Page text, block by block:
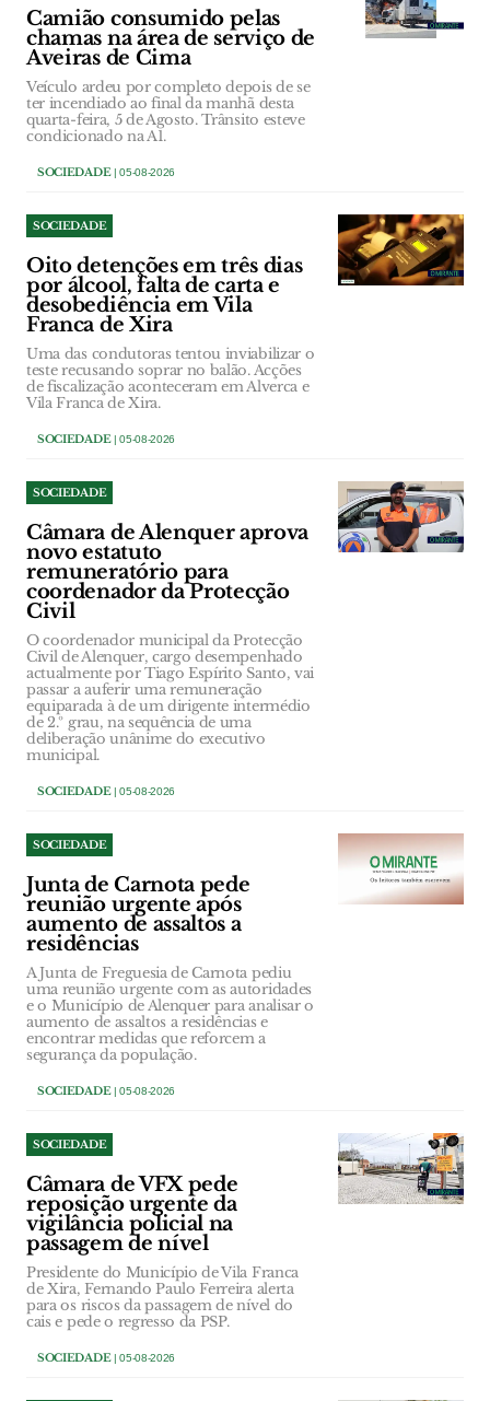
Camião consumido pelas
chamas na área de serviço de
Aveiras de Cima
Veículo ardeu por completo depois de se
ter incendiado ao final da manhã desta
quarta-feira, 5 de Agosto. Trânsito esteve
condicionado na A1.
SOCIEDADE| 05-08-2026
SOCIEDADE
Oito detenções em três dias
por álcool, falta de carta e
desobediência em Vila
Franca de Xira
Uma das condutoras tentou inviabilizar o
teste recusando soprar no balão. Acções
de fiscalização aconteceram em Alverca e
Vila Franca de Xira.
SOCIEDADE| 05-08-2026
SOCIEDADE
Câmara de Alenquer aprova
novo estatuto
remuneratório para
coordenador da Protecção
Civil
O coordenador municipal da Protecção
Civil de Alenquer, cargo desempenhado
actualmente por Tiago Espírito Santo, vai
passar a auferir uma remuneração
equiparada à de um dirigente intermédio
de 2.º grau, na sequência de uma
deliberação unânime do executivo
municipal.
SOCIEDADE| 05-08-2026
SOCIEDADE
Junta de Carnota pede
reunião urgente após
aumento de assaltos a
residências
A Junta de Freguesia de Carnota pediu
uma reunião urgente com as autoridades
e o Município de Alenquer para analisar o
aumento de assaltos a residências e
encontrar medidas que reforcem a
segurança da população.
SOCIEDADE| 05-08-2026
SOCIEDADE
Câmara de VFX pede
reposição urgente da
vigilância policial na
passagem de nível
Presidente do Município de Vila Franca
de Xira, Fernando Paulo Ferreira alerta
para os riscos da passagem de nível do
cais e pede o regresso da PSP.
SOCIEDADE| 05-08-2026